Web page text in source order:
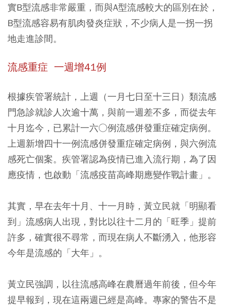
實B型流感非常嚴重，而與A型流感較大的區別在於，
B型流感容易有肌肉發炎症狀，不少病人是一拐一拐
地走進診間。
流感重症 一週增41例
根據疾管署統計，上週（一月七日至十三日）類流感
門急診就診人次逾十萬，與前一週差不多，而從去年
十月迄今，已累計一六○例流感併發重症確定病例。
上週新增四十一例流感併發重症確定病例，與六例流
感死亡個案。疾管署認為疫情已進入流行期，為了因
應疫情，也啟動「流感疫苗高峰期應變作戰計畫」。
其實，早在去年十月、十一月時，黃立民就「明顯看
到」流感病人出現，對比以往十二月的「旺季」提前
許多，確實很不尋常，而現在病人不斷湧入，他形容
今年是流感的「大年」。
黃立民強調，以往流感高峰在農曆過年前後，但今年
提早報到，現在這兩週已經是高峰。專家的警告不是